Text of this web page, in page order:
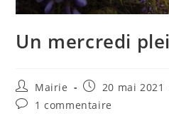
Un mercredi
Auteur/autrice
de
la
Mairie
Publication
publiée :
20 mai 2021
Commentaires
1 commentaire